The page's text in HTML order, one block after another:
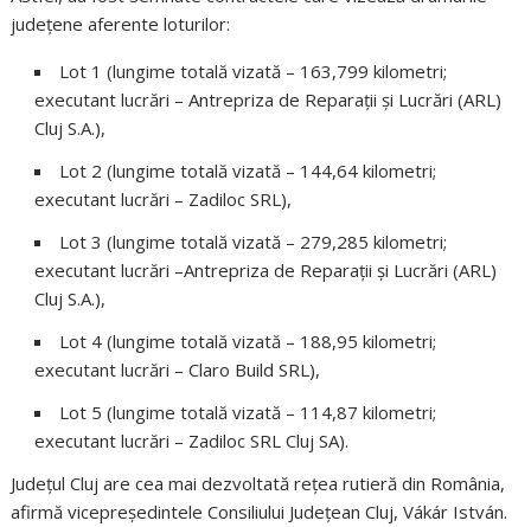
județene aferente loturilor:
Lot 1 (lungime totală vizată – 163,799 kilometri;
executant lucrări – Antrepriza de Reparații și Lucrări (ARL)
Cluj S.A.),
Lot 2 (lungime totală vizată – 144,64 kilometri;
executant lucrări – Zadiloc SRL),
Lot 3 (lungime totală vizată – 279,285 kilometri;
executant lucrări –Antrepriza de Reparații și Lucrări (ARL)
Cluj S.A.),
Lot 4 (lungime totală vizată – 188,95 kilometri;
executant lucrări – Claro Build SRL),
Lot 5 (lungime totală vizată – 114,87 kilometri;
executant lucrări – Zadiloc SRL Cluj SA).
Județul Cluj are cea mai dezvoltată rețea rutieră din România,
afirmă vicepreședintele Consiliului Județean Cluj, Vákár István.